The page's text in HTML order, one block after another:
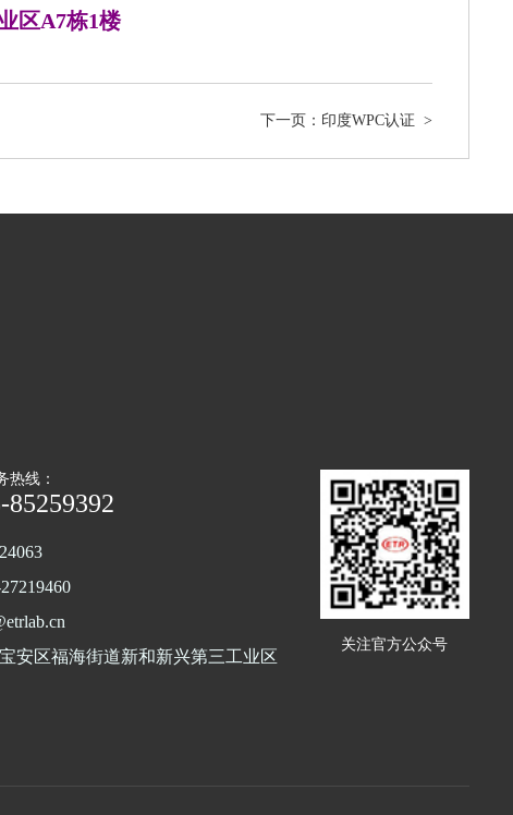
区A7栋1楼
下一页：印度WPC认证 >
热线：
85259392
安区福海街道新和新兴第三工业区
关注官方公众号